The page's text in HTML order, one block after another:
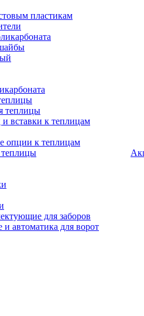
пластикам
теплицы
вставки к теплицам
опции к теплицам
теплицы
для заборов
автоматика для ворот